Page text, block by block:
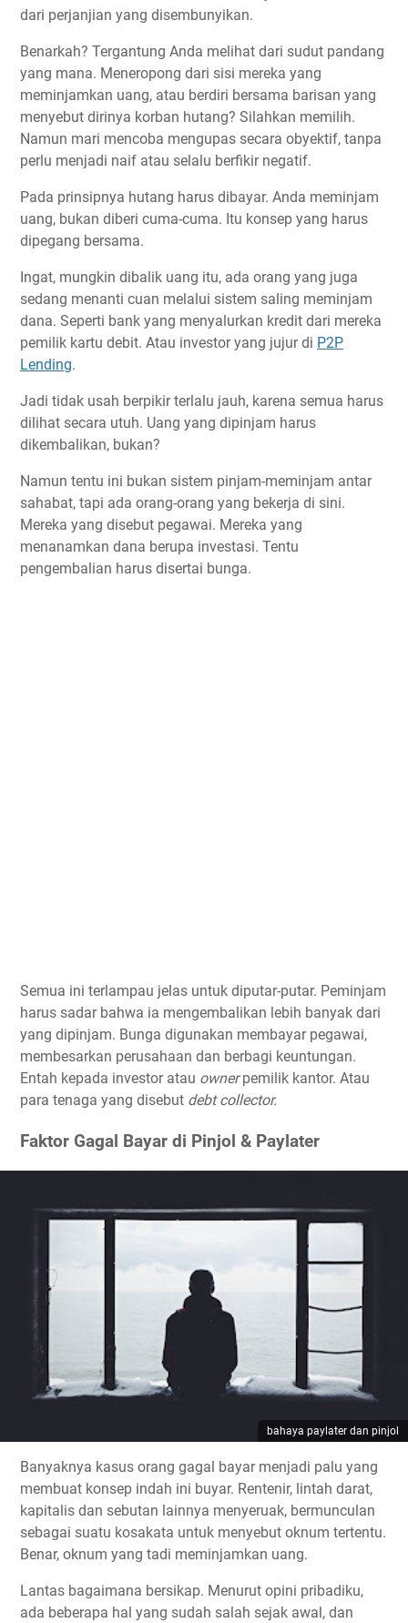
dari perjanjian yang disembunyikan.
Benarkah? Tergantung Anda melihat dari sudut pandang
yang mana. Meneropong dari sisi mereka yang
meminjamkan uang, atau berdiri bersama barisan yang
menyebut dirinya korban hutang? Silahkan memilih.
Namun mari mencoba mengupas secara obyektif, tanpa
perlu menjadi naif atau selalu berfikir negatif.
Pada prinsipnya hutang harus dibayar. Anda meminjam
uang, bukan diberi cuma-cuma. Itu konsep yang harus
dipegang bersama.
Ingat, mungkin dibalik uang itu, ada orang yang juga
sedang menanti cuan melalui sistem saling meminjam
dana. Seperti bank yang menyalurkan kredit dari mereka
pemilik kartu debit. Atau investor yang jujur di P2P
Lending.
Jadi tidak usah berpikir terlalu jauh, karena semua harus
dilihat secara utuh. Uang yang dipinjam harus
dikembalikan, bukan?
Namun tentu ini bukan sistem pinjam-meminjam antar
sahabat, tapi ada orang-orang yang bekerja di sini.
Mereka yang disebut pegawai. Mereka yang
menanamkan dana berupa investasi. Tentu
pengembalian harus disertai bunga.
Semua ini terlampau jelas untuk diputar-putar. Peminjam
harus sadar bahwa ia mengembalikan lebih banyak dari
yang dipinjam. Bunga digunakan membayar pegawai,
membesarkan perusahaan dan berbagi keuntungan.
Entah kepada investor atau ownerpemilik kantor. Atau
para tenaga yang disebut debt collector.
Faktor Gagal Bayar di Pinjol & Paylater
bahaya paylater dan pinjol
Banyaknya kasus orang gagal bayar menjadi palu yang
membuat konsep indah ini buyar. Rentenir, lintah darat,
kapitalis dan sebutan lainnya menyeruak, bermunculan
sebagai suatu kosakata untuk menyebut oknum tertentu.
Benar, oknum yang tadi meminjamkan uang.
Lantas bagaimana bersikap. Menurut opini pribadiku,
ada beberapa hal yang sudah salah sejak awal, dan